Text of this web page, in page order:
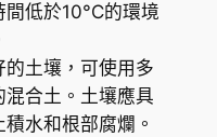
低於10°C的環境
土壤，可使用多
合土。土壤應具
水和根部腐爛。